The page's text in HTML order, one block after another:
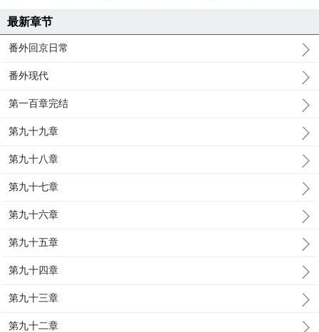
最新章节
番外回京日常
番外现代
第一百章完结
第九十九章
第九十八章
第九十七章
第九十六章
第九十五章
第九十四章
第九十三章
第九十二章